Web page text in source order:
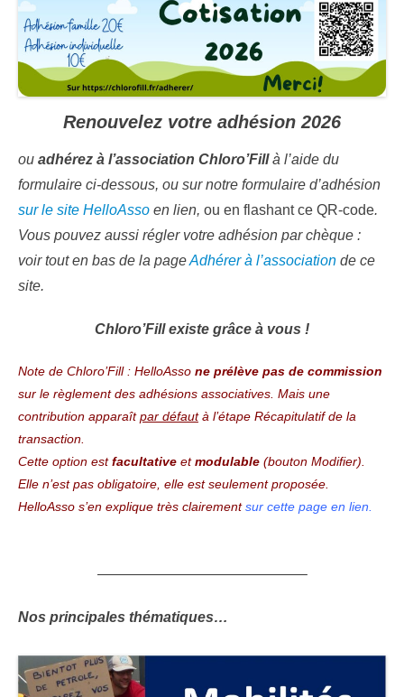
Renouvelez votre adhésion 2026
ou adhérez à l’association Chloro’Fillà l’aide du
formulaire ci-dessous, ou sur notre formulaire d’adhésion
sur le site HelloAsso en lien, ou en flashant ce QR-code.
Vous pouvez aussi régler votre adhésion par chèque :
voir tout en bas de la pageAdhérer à l’association de ce
site.
Chloro’Fill existe grâce à vous !
Note de Chloro’Fill : HelloAsso ne prélève pas de commission
sur le règlement des adhésions associatives. Mais une
contribution apparaîtpar défautà l’étape Récapitulatif de la
transaction.
Cette option estfacultative etmodulable (bouton Modifier).
Elle n’est pas obligatoire, elle est seulement proposée.
HelloAsso s’en explique très clairementsur cette page en lien
——————————————–
Nos principales thématiques…